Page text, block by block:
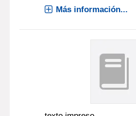
Más información...